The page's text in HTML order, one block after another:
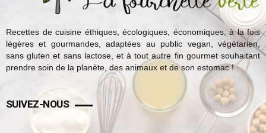
Recettes de cuisine éthiques, écologiques, économiques, à la fois
légères et gourmandes, adaptées au public vegan, végétarien,
sans gluten et sans lactose, et à tout autre fin gourmet souhaitant
prendre soin de la planète, des animaux et de son estomac !
SUIVEZ-NOUS